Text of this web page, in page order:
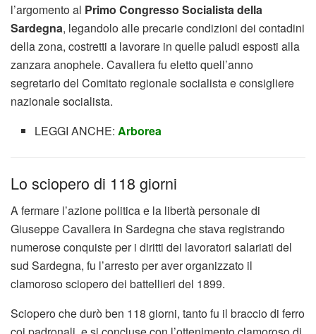
l’argomento al Primo Congresso Socialista della
Sardegna, legandolo alle precarie condizioni dei contadini
della zona, costretti a lavorare in quelle paludi esposti alla
zanzara anophele. Cavallera fu eletto quell’anno
segretario del Comitato regionale socialista e consigliere
nazionale socialista.
LEGGI ANCHE: Arborea
Lo sciopero di 118 giorni
A fermare l’azione politica e la libertà personale di
Giuseppe Cavallera in Sardegna che stava registrando
numerose conquiste per i diritti dei lavoratori salariati del
sud Sardegna, fu l’arresto per aver organizzato il
clamoroso sciopero dei battellieri del 1899.
Sciopero che durò ben 118 giorni, tanto fu il braccio di ferro